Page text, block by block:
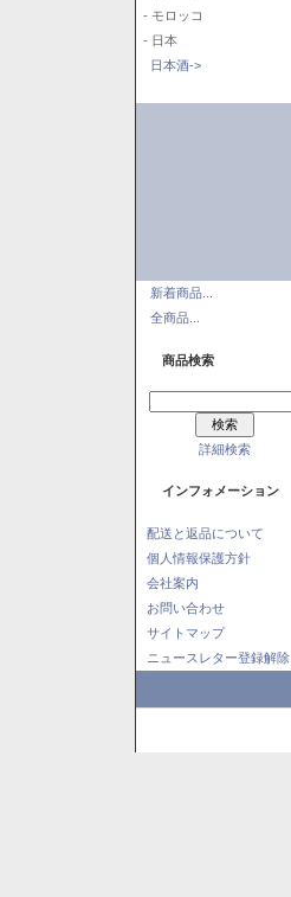
- モロッコ
- 日本
日本酒->
新着商品...
全商品...
商品検索
詳細検索
インフォメーション
配送と返品について
個人情報保護方針
会社案内
お問い合わせ
サイトマップ
ニュースレター登録解除